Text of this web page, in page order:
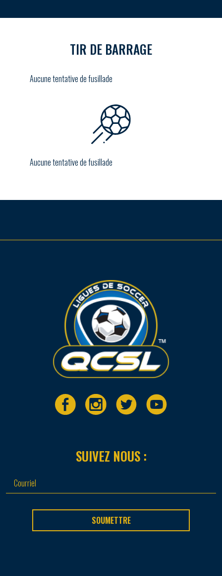
TIR DE BARRAGE
Aucune tentative de fusillade
Aucune tentative de fusillade
SUIVEZ NOUS :
SOUMETTRE